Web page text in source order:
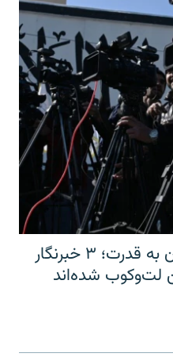
یک سالگی بازگشت طالبان به قدرت؛ ۳ خبرنگار